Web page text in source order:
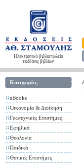
Ηλεκτρονικό βιβλιοπωλείο
εκδόσεις βιβλίων
Κατηγορίες
eBooks
Οικονομία & Διοίκηση
Γεωτεχνικές Επιστήμες
Εφηβικά
Θεολογία
Παιδικά
Θετικές Επιστήμες